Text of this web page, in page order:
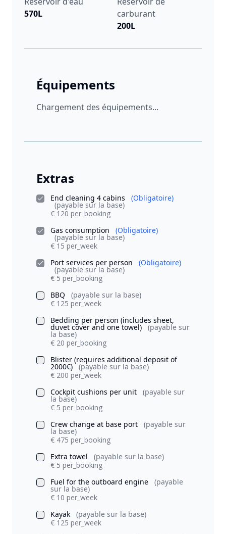
570L
carburant
200L
Équipements
Chargement des équipements...
Extras
End cleaning 4 cabins (Obligatoire)
(payable sur la base)
€ 120 per_booking
Gas consumption
(Obligatoire)
(payable sur la base)
€ 15 per_week
Port services per person
(Obligatoire)
(payable sur la base)
€ 5 per_booking
BBQ
(payable sur la base)
€ 125 per_week
Bedding per person (includes sheet,
duvet cover and one towel) (payable sur
la base)
€ 20 per_booking
Blister (requires additional deposit of
2000€)
(payable sur la base)
€ 200 per_week
Cockpit cushions per unit
(payable sur
la base)
€ 5 per_booking
Crew change at base port
(payable sur
la base)
€ 475 per_booking
Extra towel
(payable sur la base)
€ 5 per_booking
Fuel for the outboard engine
(payable
sur la base)
€ 10 per_week
Kayak
(payable sur la base)
€ 125 per_week